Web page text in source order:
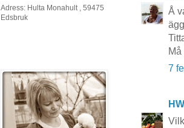
Å
7
Adress: Hulta Monahult , 59475
Edsbruk